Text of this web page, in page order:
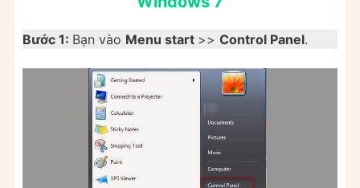
Bước 1: Bạn vào Menu start >> Control Panel.